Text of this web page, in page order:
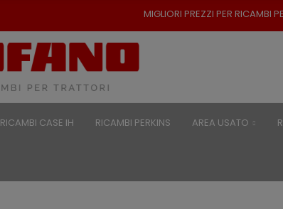
MIGLIORI PREZZI PER RICAMBI PER TRATTORI -
RICAMBI CASE IH RICAMBI PERKINS AREA USATO